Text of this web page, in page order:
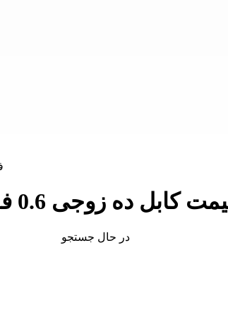
دار قدس فروش اینترنتی کابل زوجی
در حال جستجو